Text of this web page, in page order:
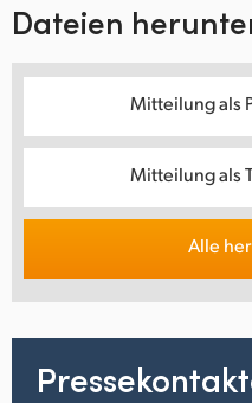
Dateien
Mitteilung als
Mitteilung als
Alle